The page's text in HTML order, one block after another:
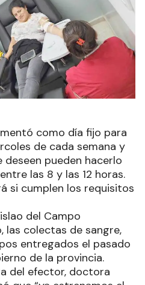
como día fijo para
de cada semana y
pueden hacerlo
las 8 y las 12 horas.
si cumplen los requisitos
del Campo
las colectas de sangre,
entregados el pasado
de la provincia.
del efector, doctora